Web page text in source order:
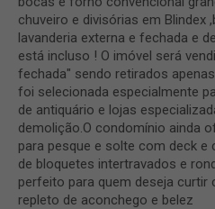
chuveiro e divisórias em Blindex
lavanderia externa e fechada e
está incluso ! O imóvel será
fechada" sendo retirados
foi selecionada especialmente
de antiquário e lojas
demolição.O condomínio ainda
para pesque e solte com deck e
de bloquetes intertravados e
perfeito para quem deseja curtir
repleto de aconchego e belez